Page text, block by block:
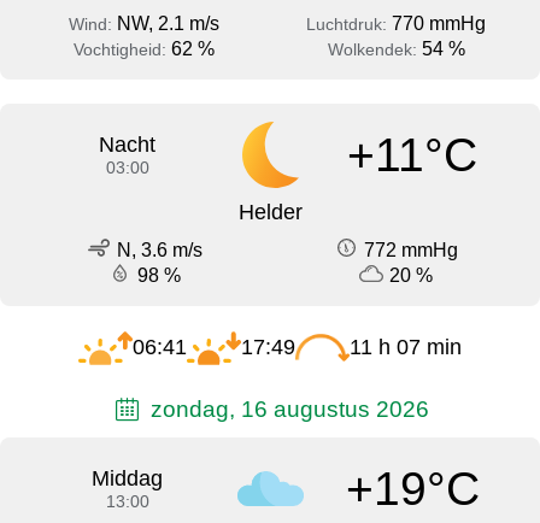
Wind: NW, 2.1 m/s Luchtdruk: 770 mmHg
Vochtigheid: 62 % Wolkendek: 54 %
Nacht
03:00 +11°C
Helder
N, 3.6 m/s
772 mmHg
98 %
20 %
06:41 17:49 11 h 07 min
zondag, 16 augustus 2026
Middag
13:00 +19°C